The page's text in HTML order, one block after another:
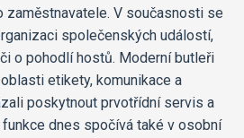
zaměstnavatele. V současnosti se
společenských událostí,
o pohodlí hostů. Moderní butleři
etikety, komunikace a
poskytnout prvotřídní servis a
dnes spočívá také v osobní